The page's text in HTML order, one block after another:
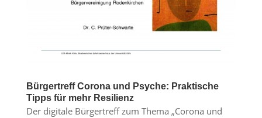
Bürgertreff Corona und Psyche: Praktische
Tipps für mehr Resilienz
Der digitale Bürgertreff zum Thema „Corona und